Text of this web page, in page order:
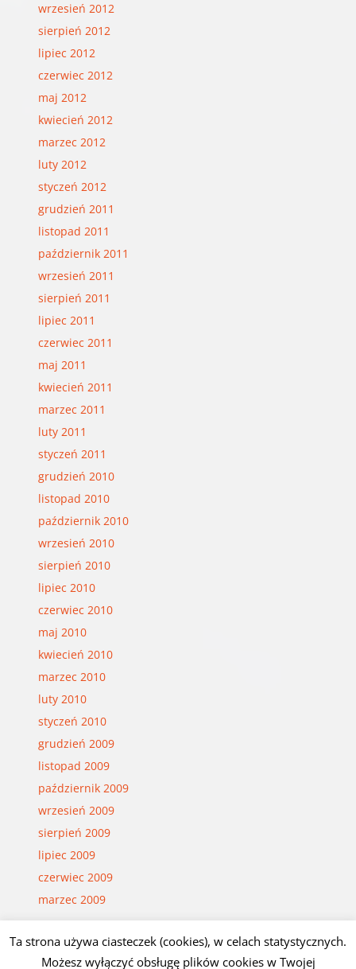
wrzesień 2012
sierpień 2012
lipiec 2012
czerwiec 2012
maj 2012
kwiecień 2012
marzec 2012
luty 2012
styczeń 2012
grudzień 2011
listopad 2011
październik 2011
wrzesień 2011
sierpień 2011
lipiec 2011
czerwiec 2011
maj 2011
kwiecień 2011
marzec 2011
luty 2011
styczeń 2011
grudzień 2010
listopad 2010
październik 2010
wrzesień 2010
sierpień 2010
lipiec 2010
czerwiec 2010
maj 2010
kwiecień 2010
marzec 2010
luty 2010
styczeń 2010
grudzień 2009
listopad 2009
październik 2009
wrzesień 2009
sierpień 2009
lipiec 2009
czerwiec 2009
marzec 2009
© Czesław Białczyński
Ta strona używa ciasteczek (cookies), w celach statystycznych.
Możesz wyłączyć obsługę plików cookies w Twojej